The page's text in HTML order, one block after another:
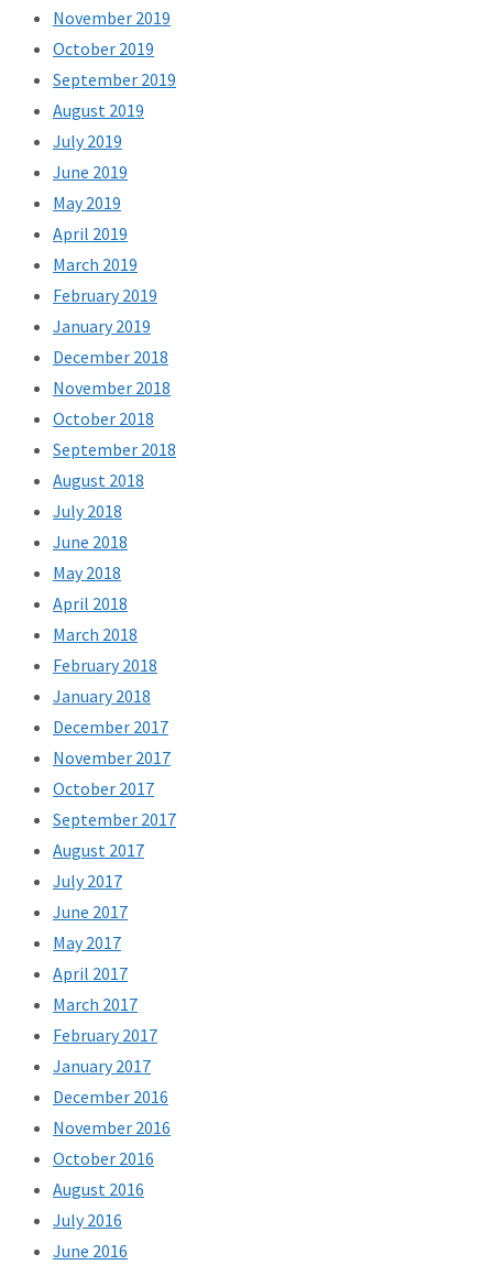
November 2019
October 2019
September 2019
August 2019
July 2019
June 2019
May 2019
April 2019
March 2019
February 2019
January 2019
December 2018
November 2018
October 2018
September 2018
August 2018
July 2018
June 2018
May 2018
April 2018
March 2018
February 2018
January 2018
December 2017
November 2017
October 2017
September 2017
August 2017
July 2017
June 2017
May 2017
April 2017
March 2017
February 2017
January 2017
December 2016
November 2016
October 2016
August 2016
July 2016
June 2016